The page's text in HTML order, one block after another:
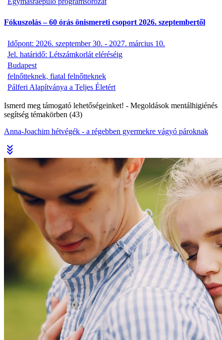
Fókuszolás – 60 órás önismereti csoport 2026. szeptembertől
Időpont: 2026. szeptember 30. - 2027. március 10.
Jel. határidő: Létszámkorlát eléréséig
Budapest
felnőtteknek, fiatal felnőtteknek
Pálferi Alapítványa a Teljes Életért
Ismerd meg támogató lehetőségeinket! - Megoldások mentálhigiénés
segítség témakörben (43)
Anna-Joachim hétvégék - a régebben gyermekre vágyó pároknak
stat_minus_3